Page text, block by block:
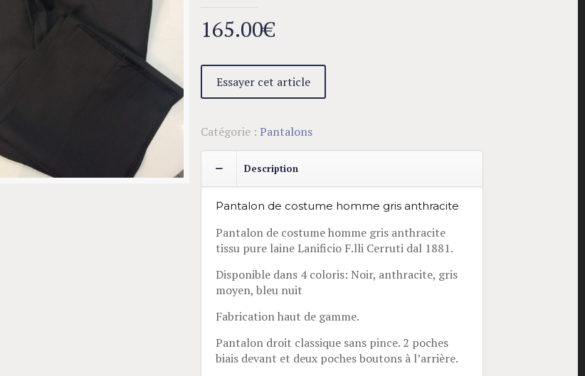
165.00€
Essayer cet article
Catégorie : Pantalons
Description
Pantalon de costume homme gris anthracite
Pantalon de costume homme gris anthracite
tissu pure laine Lanificio F.lli Cerruti dal 1881.
Disponible dans 4 coloris: Noir, anthracite, gris
moyen, bleu nuit
Fabrication haut de gamme.
Pantalon droit classique sans pince. 2 poches
biais devant et deux poches boutons à l’arrière.